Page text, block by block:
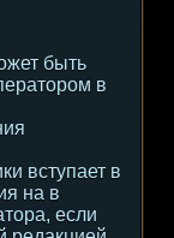
быть
в
вступает в
на в
если